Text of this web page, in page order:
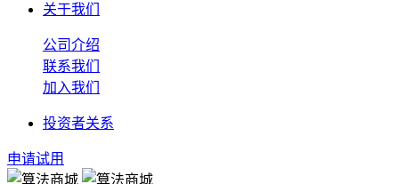
关于我们
公司介绍
联系我们
加入我们
投资者关系
申请试用